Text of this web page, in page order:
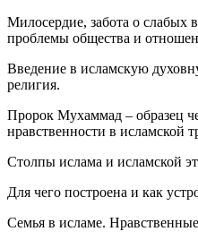
Милосердие, забота о
проблемы общества и
Введение в исламскую
религия.
Пророк Мухаммад – образец
нравственности в исламской
Столпы ислама и исламской
Для чего построена и как
Семья в исламе.